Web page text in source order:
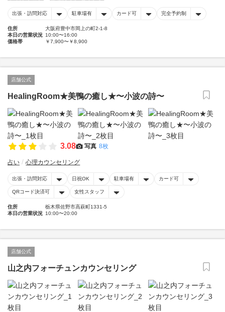
出張・訪問対応 駐車場有 カード可 完全予約制
住所
大阪府豊中市岡上の町2-1-8
本日の営業状況 10:00〜16:00
価格帯
￥7,900〜￥8,900
店舗公式
HealingRoom★美鴨の癒し★〜小波の詩〜
3.08 写真 8枚
占い 心理カウンセリング
出張・訪問対応 日祝OK 駐車場有 カード可
QRコード決済可 女性スタッフ
住所
栃木県佐野市高萩町1331-5
本日の営業状況 10:00〜20:00
店舗公式
山之内フォーチュンカウンセリング